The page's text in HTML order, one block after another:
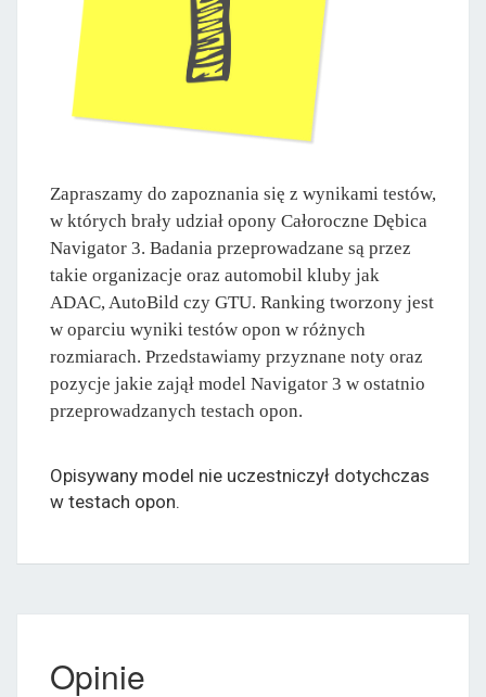
Zapraszamy do zapoznania się z wynikami testów,
w których brały udział opony Całoroczne Dębica
Navigator 3. Badania przeprowadzane są przez
takie organizacje oraz automobil kluby jak
ADAC, AutoBild czy GTU. Ranking tworzony jest
w oparciu wyniki testów opon w różnych
rozmiarach. Przedstawiamy przyznane noty oraz
pozycje jakie zajął model Navigator 3 w ostatnio
przeprowadzanych testach opon.
Opisywany model nie uczestniczył dotychczas
w testach opon.
Opinie